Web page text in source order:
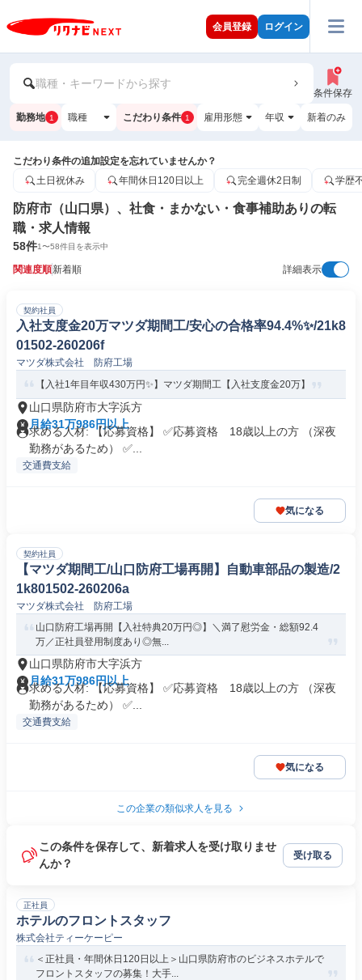
会員登録 ログイン
職種・キーワードから探す
条件保存
勤務地 1 職種 こだわり条件 1 雇用形態 年収 新着のみ
こだわり条件の追加設定を忘れていませんか？
土日祝休み
年間休日120日以上 完全週休2日制 学歴
防府市（山口県）、社食・まかない・食事補助ありの転
職・求人情報
58件1〜58件目を表示中
関連度順新着順 詳細表示
契約社員
入社支度金20万マツダ期間工/安心の合格率94.4%✨/21k8
01502-260206f
マツダ株式会社 防府工場
【入社1年目年収430万円✨】マツダ期間工【入社支度金20万】
山口県防府市大字浜方
月給31万986円以上
求める人材: 【応募資格】 ✅応募資格 18歳以上の方 （深夜
勤務があるため） ✅...
交通費支給
気になる
契約社員
【マツダ期間工/山口防府工場再開】自動車部品の製造/2
1k801502-260206a
マツダ株式会社 防府工場
山口防府工場再開【入社特典20万円◎】＼満了慰労金・総額92.4
万／正社員登用制度あり◎無...
山口県防府市大字浜方
月給31万986円以上
求める人材: 【応募資格】 ✅応募資格 18歳以上の方 （深夜
勤務があるため） ✅...
交通費支給
気になる
この企業の類似求人を見る
この条件を保存して、新着求人を受け取りませ
んか？
受け取る
正社員
ホテルのフロントスタッフ
株式会社ティーケーピー
＜正社員・年間休日120日以上＞山口県防府市のビジネスホテルで
フロントスタッフの募集！大手...